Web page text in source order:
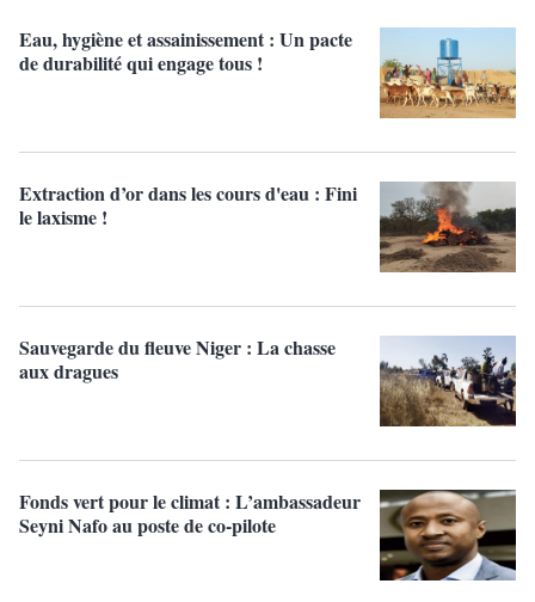
Eau, hygiène et assainissement : Un pacte
de durabilité qui engage tous !
Extraction d’or dans les cours d'eau : Fini
le laxisme !
Sauvegarde du fleuve Niger : La chasse
aux dragues
Fonds vert pour le climat : L’ambassadeur
Seyni Nafo au poste de co-pilote